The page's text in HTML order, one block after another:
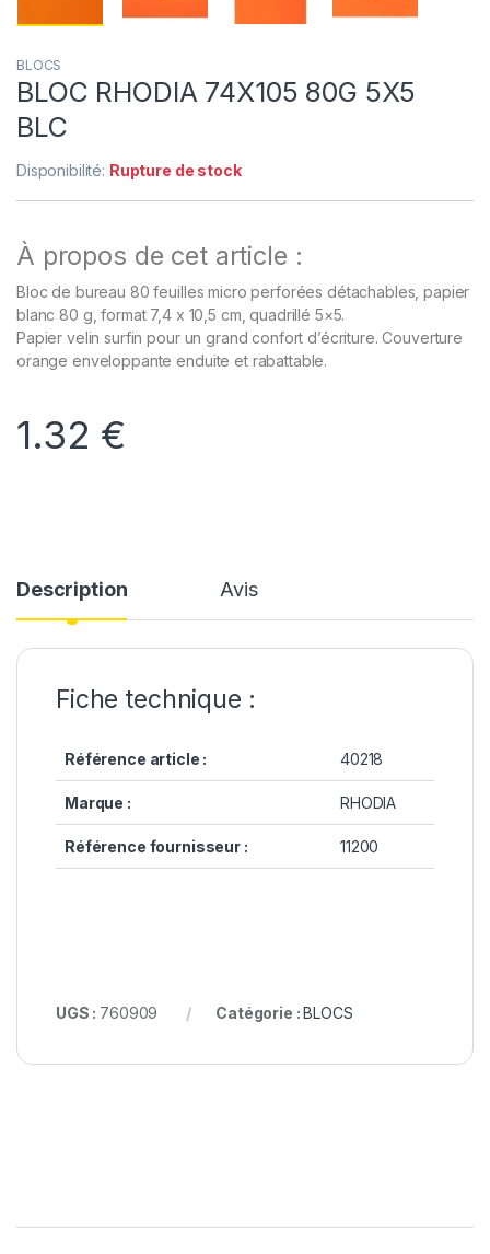
BLOCS
BLOC RHODIA 74X105 80G 5X5
BLC
Disponibilité: Rupture de stock
À propos de cet article :
Bloc de bureau 80 feuilles micro perforées détachables, papier
blanc 80 g, format 7,4 x 10,5 cm, quadrillé 5×5.
Papier velin surfin pour un grand confort d’écriture. Couverture
orange enveloppante enduite et rabattable.
1.32 €
Description Avis
Fiche technique :
Référence article : 40218
Marque : RHODIA
Référence fournisseur : 11200
UGS : 760909 Catégorie :BLOCS